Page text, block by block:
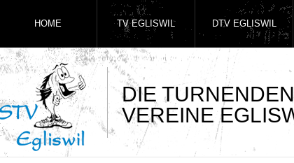
DIE TURNENDEN
VEREINE
HOME TV EGLISWIL DTV EGLISWIL